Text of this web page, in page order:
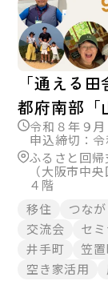
「通える
都府南部
令和８年９月
申込締切：
ふるさと回
（大阪市中
４階
移住
つな
交流会
セ
井手町
笠
空き家活用